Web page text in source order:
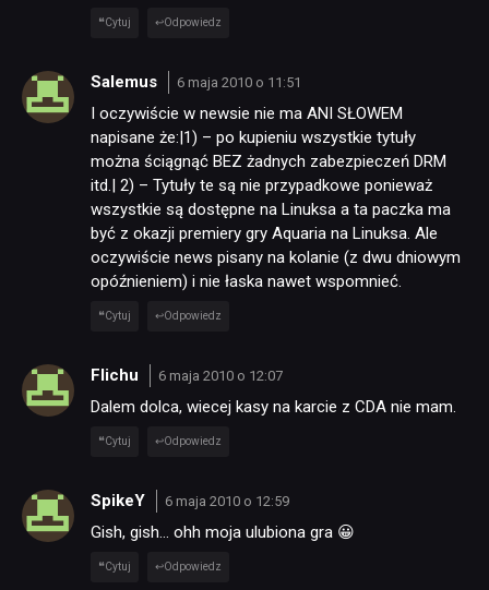
Cytuj Odpowiedz
Salemus 6 maja 2010 o 11:51
I oczywiście w newsie nie ma ANI SŁOWEM
napisane że:|1) – po kupieniu wszystkie tytuły
można ściągnąć BEZ żadnych zabezpieczeń DRM
itd.| 2) – Tytuły te są nie przypadkowe ponieważ
wszystkie są dostępne na Linuksa a ta paczka ma
być z okazji premiery gry Aquaria na Linuksa. Ale
oczywiście news pisany na kolanie (z dwu dniowym
opóźnieniem) i nie łaska nawet wspomnieć.
Cytuj Odpowiedz
Flichu 6 maja 2010 o 12:07
Dalem dolca, wiecej kasy na karcie z CDA nie mam.
Cytuj Odpowiedz
SpikeY 6 maja 2010 o 12:59
Gish, gish… ohh moja ulubiona gra 😀
Cytuj Odpowiedz